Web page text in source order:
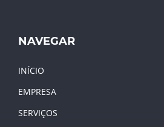
NAVEGAR
INÍCIO
EMPRESA
SERVIÇOS